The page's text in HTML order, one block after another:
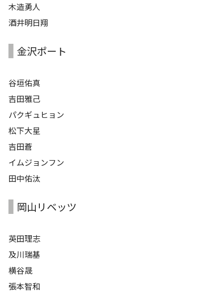
木造勇人
酒井明日翔
金沢ポート
谷垣佑真
吉田雅己
パクギュヒョン
松下大星
吉田蒼
イムジョンフン
田中佑汰
岡山リベッツ
英田理志
及川瑞基
横谷晟
張本智和